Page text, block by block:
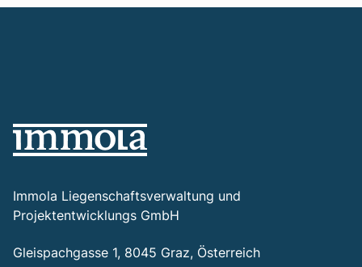
Immola Liegenschaftsverwaltung und
Projektentwicklungs GmbH
Gleispachgasse 1, 8045 Graz, Österreich